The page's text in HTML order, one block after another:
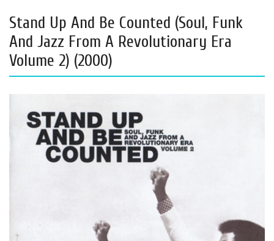
Stand Up And Be Counted (Soul, Funk
And Jazz From A Revolutionary Era
Volume 2) (2000)